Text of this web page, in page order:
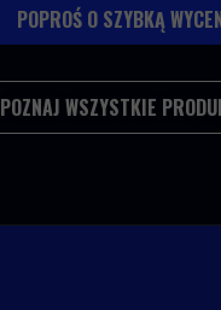
POPROŚ O SZYBKĄ
POZNAJ WSZYSTKIE